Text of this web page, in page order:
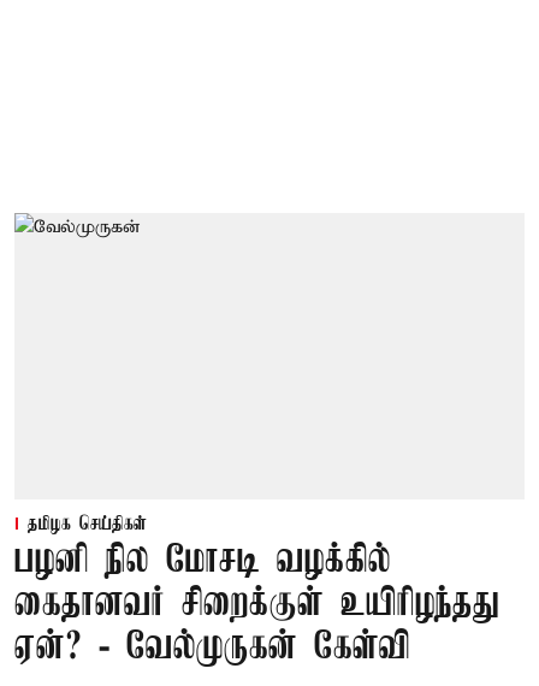
தமிழக செய்திகள்
பழனி நில மோசடி வழக்கில்
கைதானவர் சிறைக்குள் உயிரிழந்தது
ஏன்? - வேல்முருகன் கேள்வி